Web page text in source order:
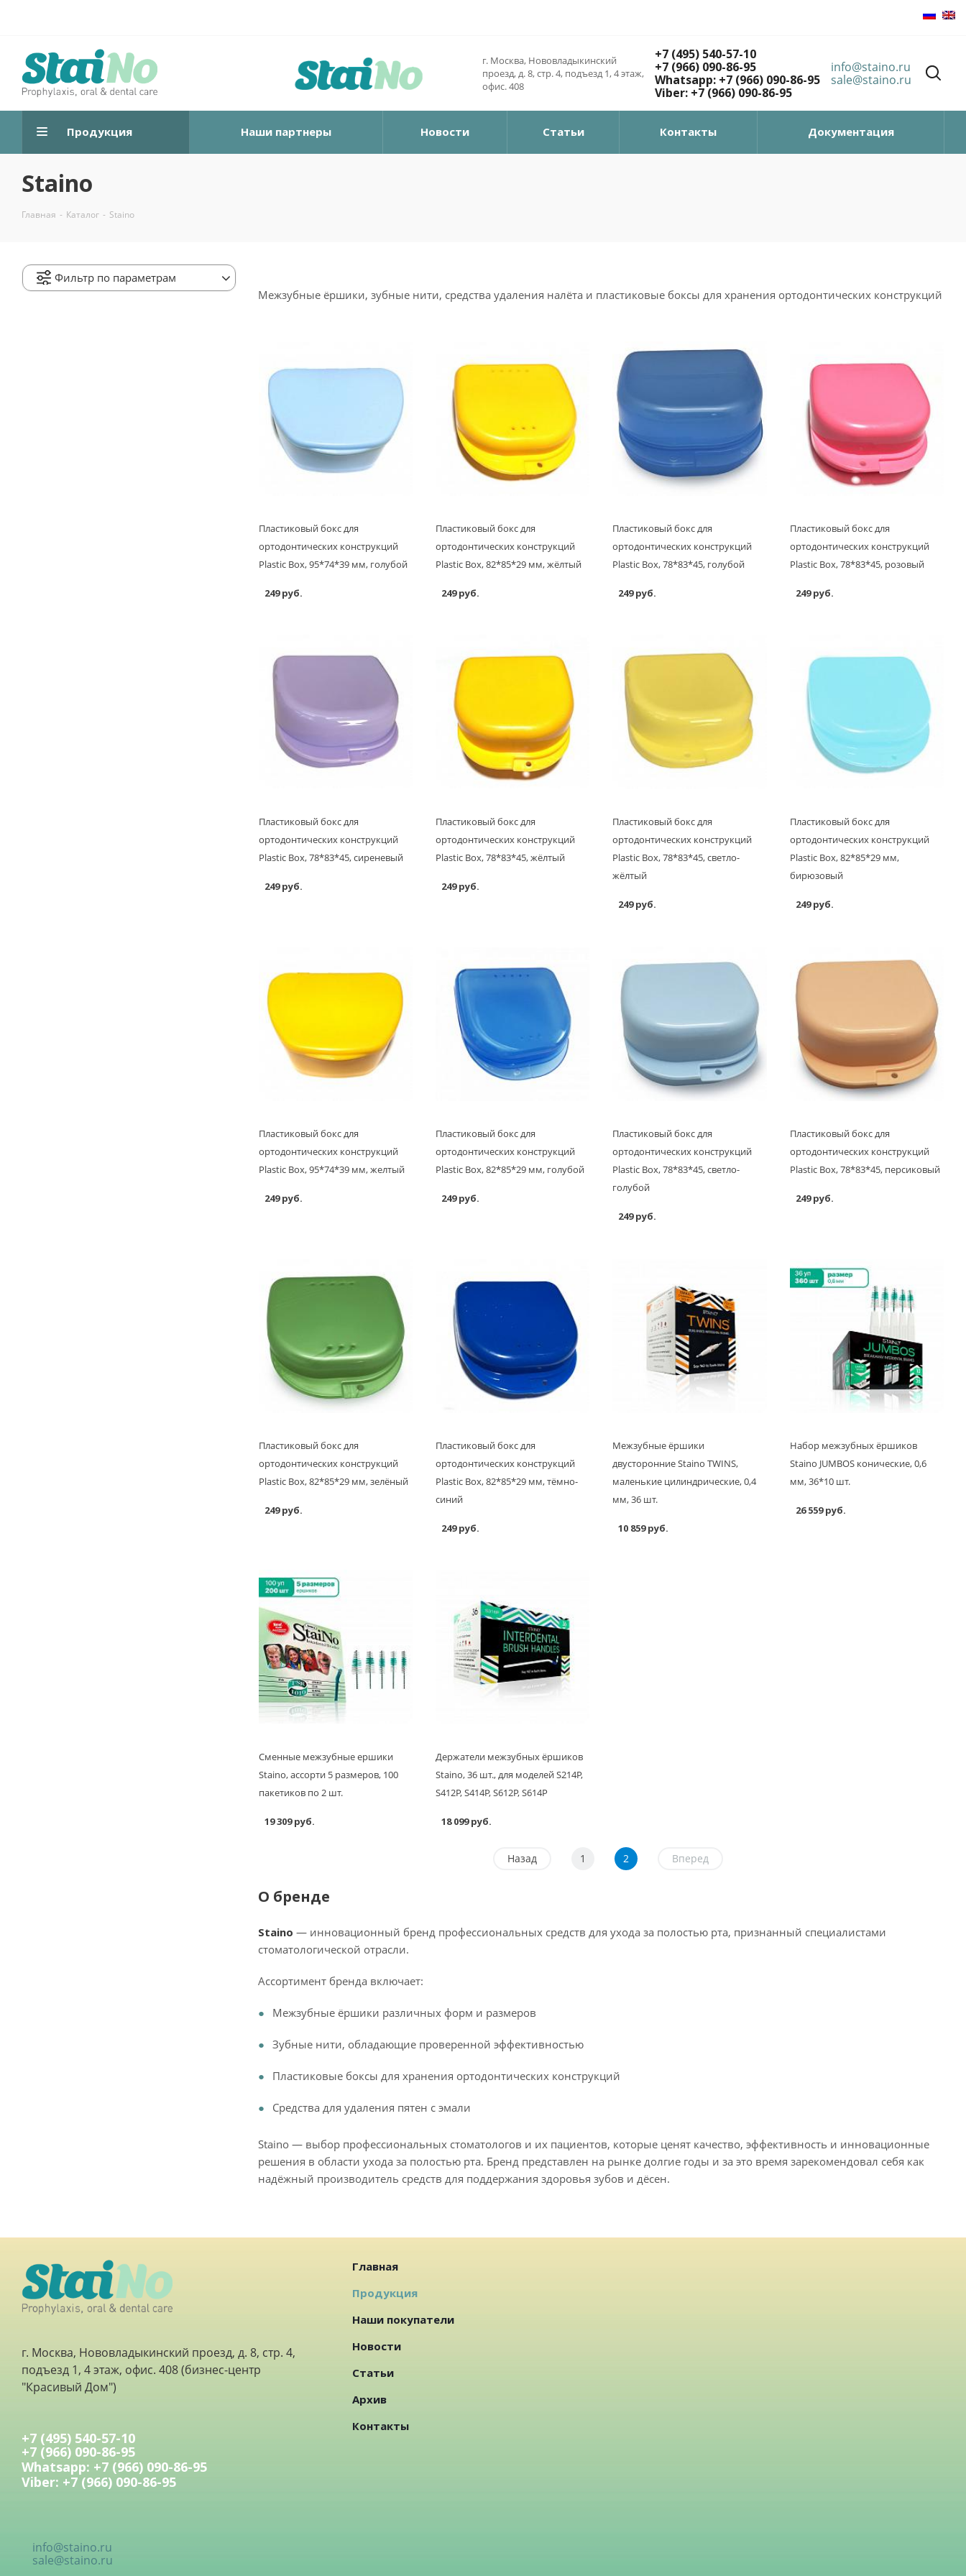
г. Москва, Нововладыкинский
проезд, д. 8, стр. 4, подъезд 1, 4 этаж,
офис. 408
+7 (495) 540-57-10
+7 (966) 090-86-95
Whatsapp: +7 (966) 090-86-95
Viber: +7 (966) 090-86-95
info@staino.ru
sale@staino.ru
Продукция Наши партнеры Новости Статьи Контакты Документация
Staino
Главная - Каталог - Staino
Фильтр по параметрам
Межзубные ёршики, зубные нити, средства удаления налёта и пластиковые боксы для хранения ортодонтических конструкций
Пластиковый бокс для
ортодонтических конструкций
Plastic Box, 95*74*39 мм, голубой
249 руб.
Пластиковый бокс для
ортодонтических конструкций
Plastic Box, 82*85*29 мм, жёлтый
249 руб.
Пластиковый бокс для
ортодонтических конструкций
Plastic Box, 78*83*45, голубой
249 руб.
Пластиковый бокс для
ортодонтических конструкций
Plastic Box, 78*83*45, розовый
249 руб.
Пластиковый бокс для
ортодонтических конструкций
Plastic Box, 78*83*45, сиреневый
249 руб.
Пластиковый бокс для
ортодонтических конструкций
Plastic Box, 78*83*45, жёлтый
249 руб.
Пластиковый бокс для
ортодонтических конструкций
Plastic Box, 78*83*45, светло-
жёлтый
249 руб.
Пластиковый бокс для
ортодонтических конструкций
Plastic Box, 82*85*29 мм,
бирюзовый
249 руб.
Пластиковый бокс для
ортодонтических конструкций
Plastic Box, 95*74*39 мм, желтый
249 руб.
Пластиковый бокс для
ортодонтических конструкций
Plastic Box, 82*85*29 мм, голубой
249 руб.
Пластиковый бокс для
ортодонтических конструкций
Plastic Box, 78*83*45, светло-
голубой
249 руб.
Пластиковый бокс для
ортодонтических конструкций
Plastic Box, 78*83*45, персиковый
249 руб.
Пластиковый бокс для
ортодонтических конструкций
Plastic Box, 82*85*29 мм, зелёный
249 руб.
Пластиковый бокс для
ортодонтических конструкций
Plastic Box, 82*85*29 мм, тёмно-
синий
249 руб.
Межзубные ёршики
двусторонние Staino TWINS,
маленькие цилиндрические, 0,4
мм, 36 шт.
10 859 руб.
Набор межзубных ёршиков
Staino JUMBOS конические, 0,6
мм, 36*10 шт.
26 559 руб.
Сменные межзубные ершики
Staino, ассорти 5 размеров, 100
пакетиков по 2 шт.
19 309 руб.
Держатели межзубных ёршиков
Staino, 36 шт., для моделей S214P,
S412P, S414P, S612P, S614P
18 099 руб.
Назад 1 2 Вперед
О бренде
Staino — инновационный бренд профессиональных средств для ухода за полостью рта, признанный специалистами
стоматологической отрасли.
Ассортимент бренда включает:
Межзубные ёршики различных форм и размеров
Зубные нити, обладающие проверенной эффективностью
Пластиковые боксы для хранения ортодонтических конструкций
Средства для удаления пятен с эмали
Staino — выбор профессиональных стоматологов и их пациентов, которые ценят качество, эффективность и инновационные
решения в области ухода за полостью рта. Бренд представлен на рынке долгие годы и за это время зарекомендовал себя как
надёжный производитель средств для поддержания здоровья зубов и дёсен.
г. Москва, Нововладыкинский проезд, д. 8, стр. 4,
подъезд 1, 4 этаж, офис. 408 (бизнес-центр
"Красивый Дом")
+7 (495) 540-57-10
+7 (966) 090-86-95
Whatsapp: +7 (966) 090-86-95
Viber: +7 (966) 090-86-95
info@staino.ru
sale@staino.ru
Главная
Продукция
Наши покупатели
Новости
Статьи
Архив
Контакты